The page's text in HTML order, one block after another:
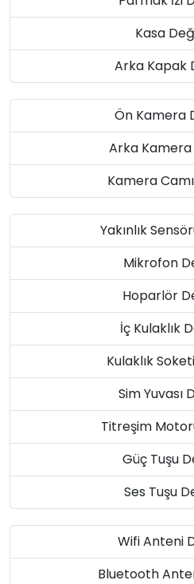
Kasa
Arka Kapak
Ön Kamera
Arka
Kamera
Yakınlık
Mikrofon
Hoparlör
İç Kulaklık
Kulaklık
Sim Yuvası
Titreşim
Güç Tuşu
Ses Tuşu
Wifi Anteni
Bluetooth